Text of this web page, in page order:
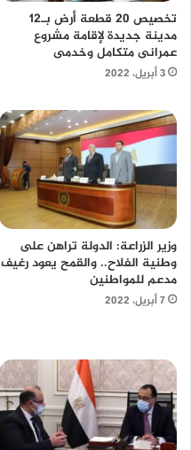
تخصيص 20 قطعة أرض بـ12
مدينة جديدة لإقامة مشروع
عمرانى متكامل وخدمى
3 أبريل، 2022
وزير الزراعة: الدولة تراهن على
وطنية الفلاح.. والقمح يعود رغيف
مدعم للمواطنين
7 أبريل، 2022